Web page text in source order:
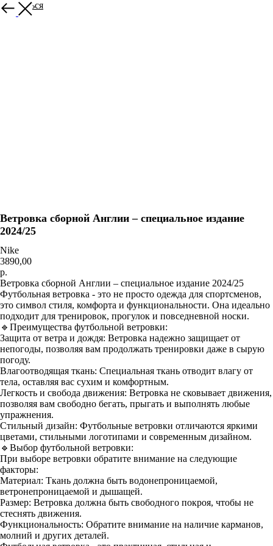
Вернуться
Ветровка сборной Англии – специальное издание
2024/25
Nike
3890,00
р.
Ветровка сборной Англии – специальное издание 2024/25
Футбольная ветровка - это не просто одежда для спортсменов,
это символ стиля, комфорта и функциональности. Она идеально
подходит для тренировок, прогулок и повседневной носки.
🔹Преимущества футбольной ветровки:
Защита от ветра и дождя: Ветровка надежно защищает от
непогоды, позволяя вам продолжать тренировки даже в сырую
погоду.
Влагоотводящая ткань: Специальная ткань отводит влагу от
тела, оставляя вас сухим и комфортным.
Легкость и свобода движения: Ветровка не сковывает движения,
позволяя вам свободно бегать, прыгать и выполнять любые
упражнения.
Стильный дизайн: Футбольные ветровки отличаются яркими
цветами, стильными логотипами и современным дизайном.
🔹Выбор футбольной ветровки:
При выборе ветровки обратите внимание на следующие
факторы:
Материал: Ткань должна быть водонепроницаемой,
ветронепроницаемой и дышащей.
Размер: Ветровка должна быть свободного покроя, чтобы не
стеснять движения.
Функциональность: Обратите внимание на наличие карманов,
молний и других деталей.